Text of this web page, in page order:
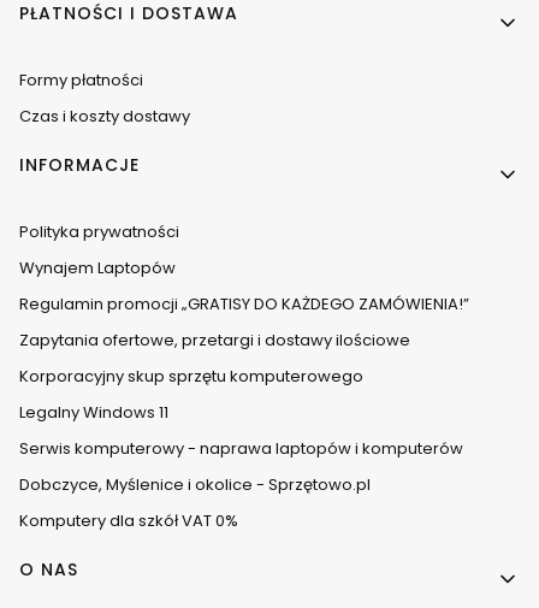
PŁATNOŚCI I DOSTAWA
Formy płatności
Czas i koszty dostawy
INFORMACJE
Polityka prywatności
Wynajem Laptopów
Regulamin promocji „GRATISY DO KAŻDEGO ZAMÓWIENIA!”
Zapytania ofertowe, przetargi i dostawy ilościowe
Korporacyjny skup sprzętu komputerowego
Legalny Windows 11
Serwis komputerowy - naprawa laptopów i komputerów
Dobczyce, Myślenice i okolice - Sprzętowo.pl
Komputery dla szkół VAT 0%
O NAS